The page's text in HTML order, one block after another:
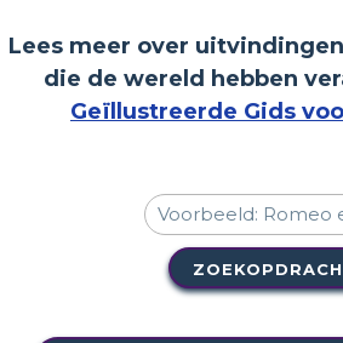
Lees meer over
die de wereld hebben
Geïllustreerde Gids